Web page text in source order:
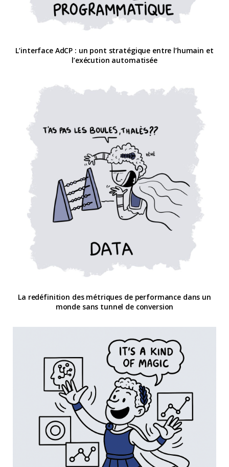
L’interface AdCP : un pont stratégique entre l’humain et
l’exécution automatisée
La redéfinition des métriques de performance dans un
monde sans tunnel de conversion